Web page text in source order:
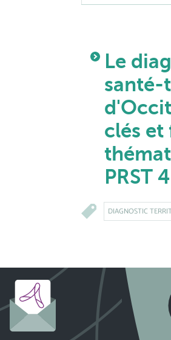
Le
santé-
clés et
PRST
DIAGNOSTIC